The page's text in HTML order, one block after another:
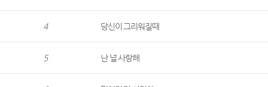
4 당신이 그리워질때
5 난 널 사랑해